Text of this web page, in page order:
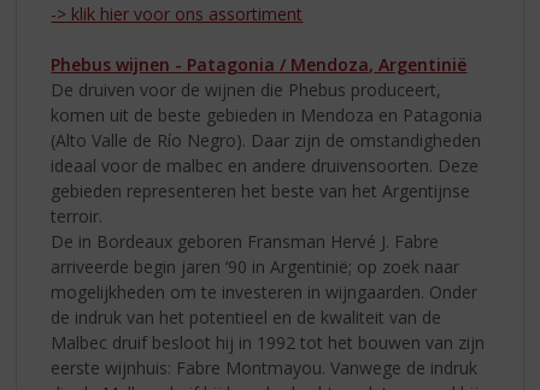
-> klik hier voor ons assortiment
Phebus wijnen - Patagonia / Mendoza, Argentinië
De druiven voor de wijnen die Phebus produceert,
komen uit de beste gebieden in Mendoza en Patagonia
(Alto Valle de Río Negro). Daar zijn de omstandigheden
ideaal voor de malbec en andere druivensoorten. Deze
gebieden representeren het beste van het Argentijnse
terroir.
De in Bordeaux geboren Fransman Hervé J. Fabre
arriveerde begin jaren ‘90 in Argentinië; op zoek naar
mogelijkheden om te investeren in wijngaarden. Onder
de indruk van het potentieel en de kwaliteit van de
Malbec druif besloot hij in 1992 tot het bouwen van zijn
eerste wijnhuis: Fabre Montmayou. Vanwege de indruk